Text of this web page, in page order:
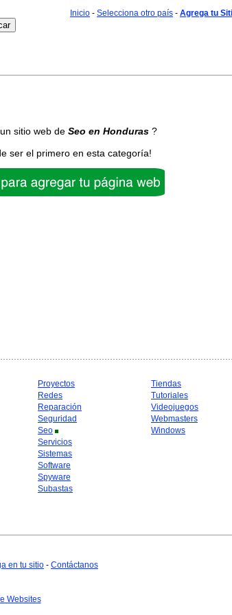
Inicio - Selecciona otro país - Agrega tu
sitio web de Seo en Honduras?
ser el primero en esta categoría!
Proyectos
Redes
Reparación
Seguridad
Seo
Servicios
Sistemas
Software
Spyware
Subastas
Tiendas
Tutoriales
Videojuegos
Webmasters
Windows
en tu sitio - Contáctanos
Websites